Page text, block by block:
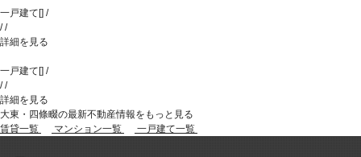
一戸建て [] /
//
詳細を見る
一戸建て [] /
//
詳細を見る
大東・四條畷の最新不動産情報をもっと見る
賃貸一覧
マンション一覧 一戸建て一覧